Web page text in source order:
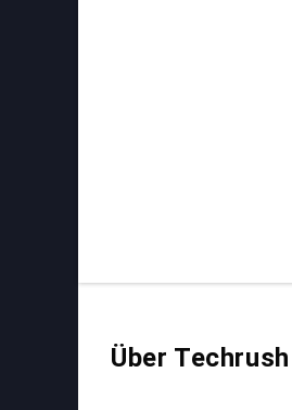
Über Techrush